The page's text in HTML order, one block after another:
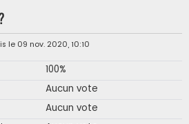
le 09 nov. 2020, 10:10
100%
Aucun vote
Aucun vote